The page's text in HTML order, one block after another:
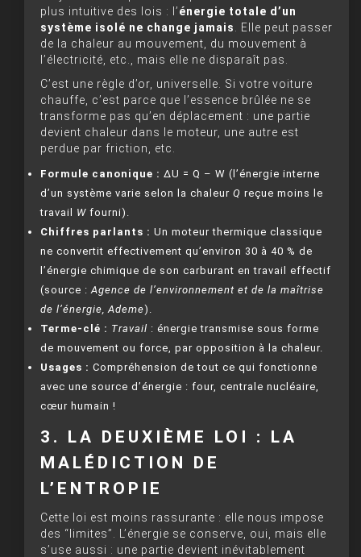
plus intuitive des lois : l’énergie totale d’un
système isolé ne change jamais
. Elle peut passer
de la chaleur au mouvement, du mouvement à
l’électricité, etc., mais elle ne disparaît pas.
C’est une règle d’or, universelle. Si votre voiture
chauffe, c’est parce que l’essence brûlée ne se
transforme pas qu’en déplacement : une partie
devient chaleur dans le moteur, une autre est
perdue par friction, etc.
Formule canonique : ΔU = Q – W (l’énergie interne
d’un système varie selon la chaleur Q reçue moins le
travail W fourni).
Chiffres parlants : Un moteur thermique classique
ne convertit effectivement qu’environ 30 à 40 % de
l’énergie chimique de son carburant en travail effectif
(source :Agence de l’environnement et de la maîtrise
de l’énergie, Ademe).
Terme-clé : Travail : énergie transmise sous forme
de mouvement ou force, par opposition à la chaleur.
Usages : Compréhension de tout ce qui fonctionne
avec une source d’énergie : four, centrale nucléaire,
cœur humain !
3. LA DEUXIÈME LOI : LA
MALÉDICTION DE
L’ENTROPIE
Cette loi est moins rassurante : elle nous impose
des “limites”. L’énergie se conserve, oui, mais elle
s’use aussi : une partie devient inévitablement